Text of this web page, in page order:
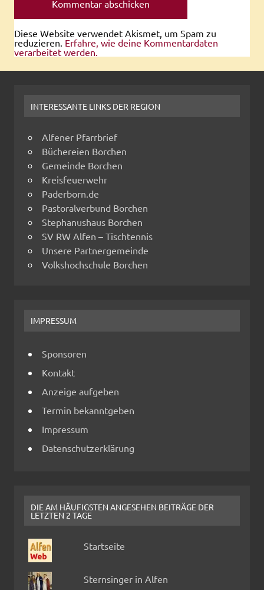
Diese Website verwendet Akismet, um Spam zu
reduzieren. Erfahre, wie deine Kommentardaten
verarbeitet werden.
INTERESSANTE LINKS DER REGION
Alfener Pfarrbrief
Büchereien Borchen
Gemeinde Borchen
Kreisfeuerwehr
Paderborn.de
Pastoralverbund Borchen
Stephanushaus Borchen
SV RW Alfen – Tischtennis
Unsere Partnergemeinde
Volkshochschule Borchen
IMPRESSUM
Sponsoren
Kontakt
Anzeige aufgeben
Termin bekanntgeben
Impressum
Datenschutzerklärung
DIE AM HÄUFIGSTEN ANGESEHEN BEITRÄGE DER
LETZTEN 2 TAGE
Startseite
Sternsinger in Alfen